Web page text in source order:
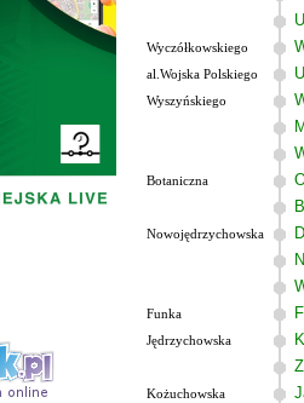
Wyczółkowskiego
al.Wojska Polskiego
Wyszyńskiego
Botaniczna
Nowojędrzychowska
Funka
Jędrzychowska
Kożuchowska